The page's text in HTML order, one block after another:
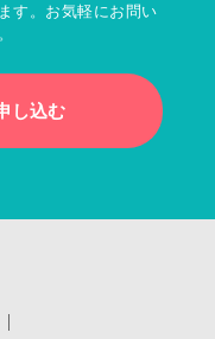
す。お気軽にお問い
し込む